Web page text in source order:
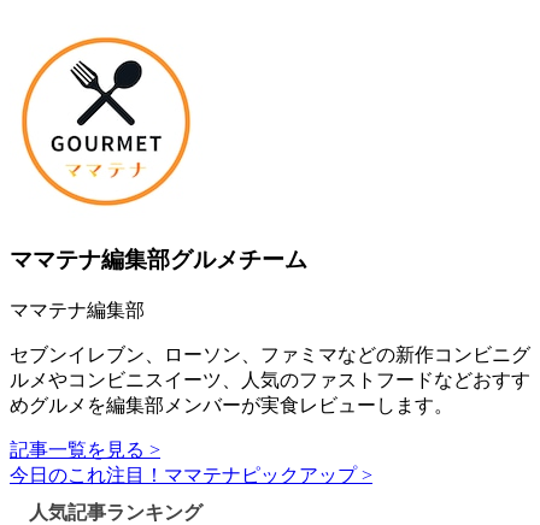
ママテナ編集部グルメチーム
ママテナ編集部
セブンイレブン、ローソン、ファミマなどの新作コンビニグ
ルメやコンビニスイーツ、人気のファストフードなどおすす
めグルメを編集部メンバーが実食レビューします。
記事一覧を見る >
今日のこれ注目！ママテナピックアップ >
人気記事ランキング